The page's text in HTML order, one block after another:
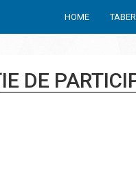
HOME
DE